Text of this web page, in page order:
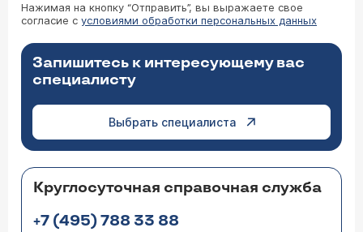
Нажимая на кнопку “Отправить”, вы выражаете свое
согласие с условиями обработки персональных данных
Запишитесь к интересующему вас
специалисту
Выбрать специалиста
Круглосуточная справочная служба
+7 (495) 788 33 88